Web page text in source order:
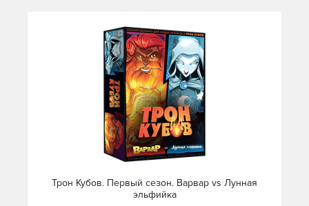
Трон Кубов. Первый сезон. Варвар vs Лунная
эльфийка